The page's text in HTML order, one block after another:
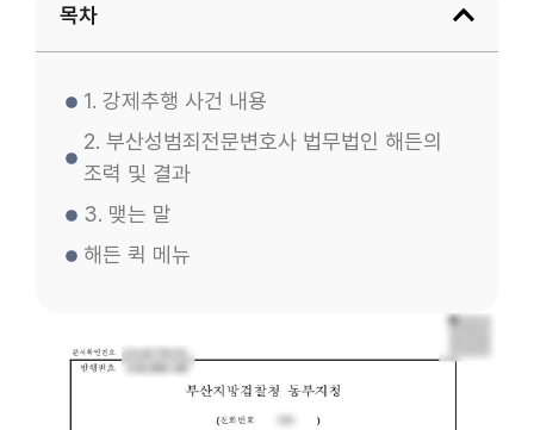
목차
1. 강제추행 사건 내용
2. 부산성범죄전문변호사 법무법인 해든의
조력 및 결과
3. 맺는 말
해든 퀵 메뉴